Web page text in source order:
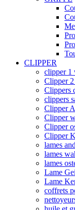
CLIPPER
clipper 1
Clipper 2
Clippers
clippers
Clipper
Clipper
Clipper
Clipper
lames
lames
lames
Lame
Lame
coffrets